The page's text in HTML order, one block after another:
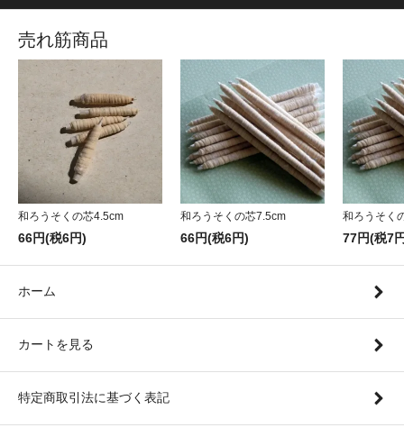
売れ筋商品
和ろうそくの芯4.5cm
66円(税6円)
和ろうそくの芯7.5cm
66円(税6円)
和ろうそく
77円(税7
ホーム
カートを見る
特定商取引法に基づく表記